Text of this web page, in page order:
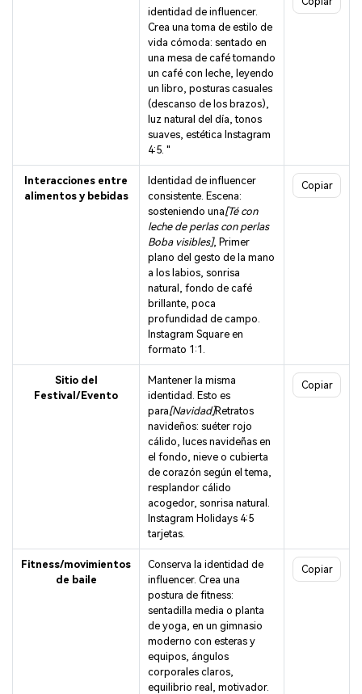
identidad de influencer.
Crea una toma de estilo de
vida cómoda: sentado en
una mesa de café tomando
un café con leche, leyendo
un libro, posturas casuales
(descanso de los brazos),
luz natural del día, tonos
suaves, estética Instagram
4:5. "
Interacciones entre
alimentos y bebidas
Identidad de influencer
consistente. Escena:
sosteniendo una[Té con
leche de perlas con perlas
Boba visibles], Primer
plano del gesto de la mano
a los labios, sonrisa
natural, fondo de café
brillante, poca
profundidad de campo.
Instagram Square en
formato 1:1.
Copiar
Sitio del
Festival/Evento
Mantener la misma
identidad. Esto es
para[Navidad]Retratos
navideños: suéter rojo
cálido, luces navideñas en
el fondo, nieve o cubierta
de corazón según el tema,
resplandor cálido
acogedor, sonrisa natural.
Instagram Holidays 4:5
tarjetas.
Copiar
Fitness/movimientos
de baile
Conserva la identidad de
influencer. Crea una
postura de fitness:
sentadilla media o planta
de yoga, en un gimnasio
moderno con esteras y
equipos, ángulos
corporales claros,
equilibrio real, motivador.
Copiar